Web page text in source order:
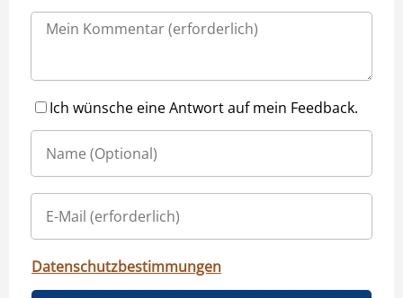
Ich wünsche eine Antwort auf mein Feedback.
Datenschutzbestimmungen